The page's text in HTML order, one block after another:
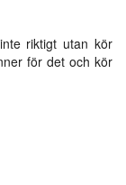
riktigt utan kör
för det och kör